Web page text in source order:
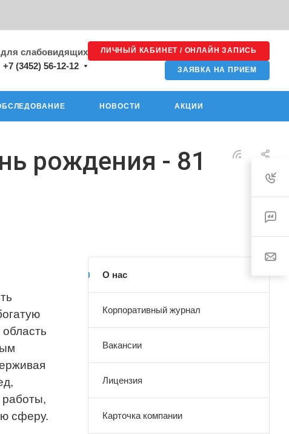
слабовидящих
+7 (3452) 56-12-12
ЛИЧНЫЙ КАБИНЕТ / ОНЛАЙН ЗАПИСЬ
ЗАЯВКА НА ПРИЕМ
НОВОСТИ АКЦИИ
рождения - 81
сферу.
О нас
Корпоративный журнал
Вакансии
Лицензия
Карточка компании